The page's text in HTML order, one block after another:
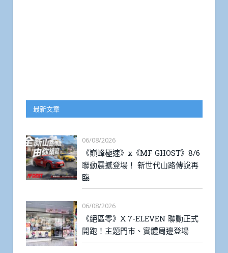
最新文章
06/08/2026
《巔峰極速》x《MF GHOST》8/6
聯動震撼登場！ 新世代山路傳說再
臨
06/08/2026
《絕區零》X 7-ELEVEN 聯動正式
開跑！主題門市、實體周邊登場